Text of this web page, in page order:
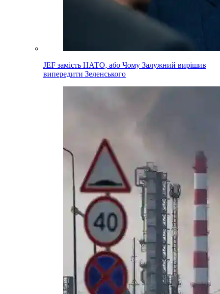
JEF замість НАТО, або Чому Залужний вирішив
випередити Зеленського